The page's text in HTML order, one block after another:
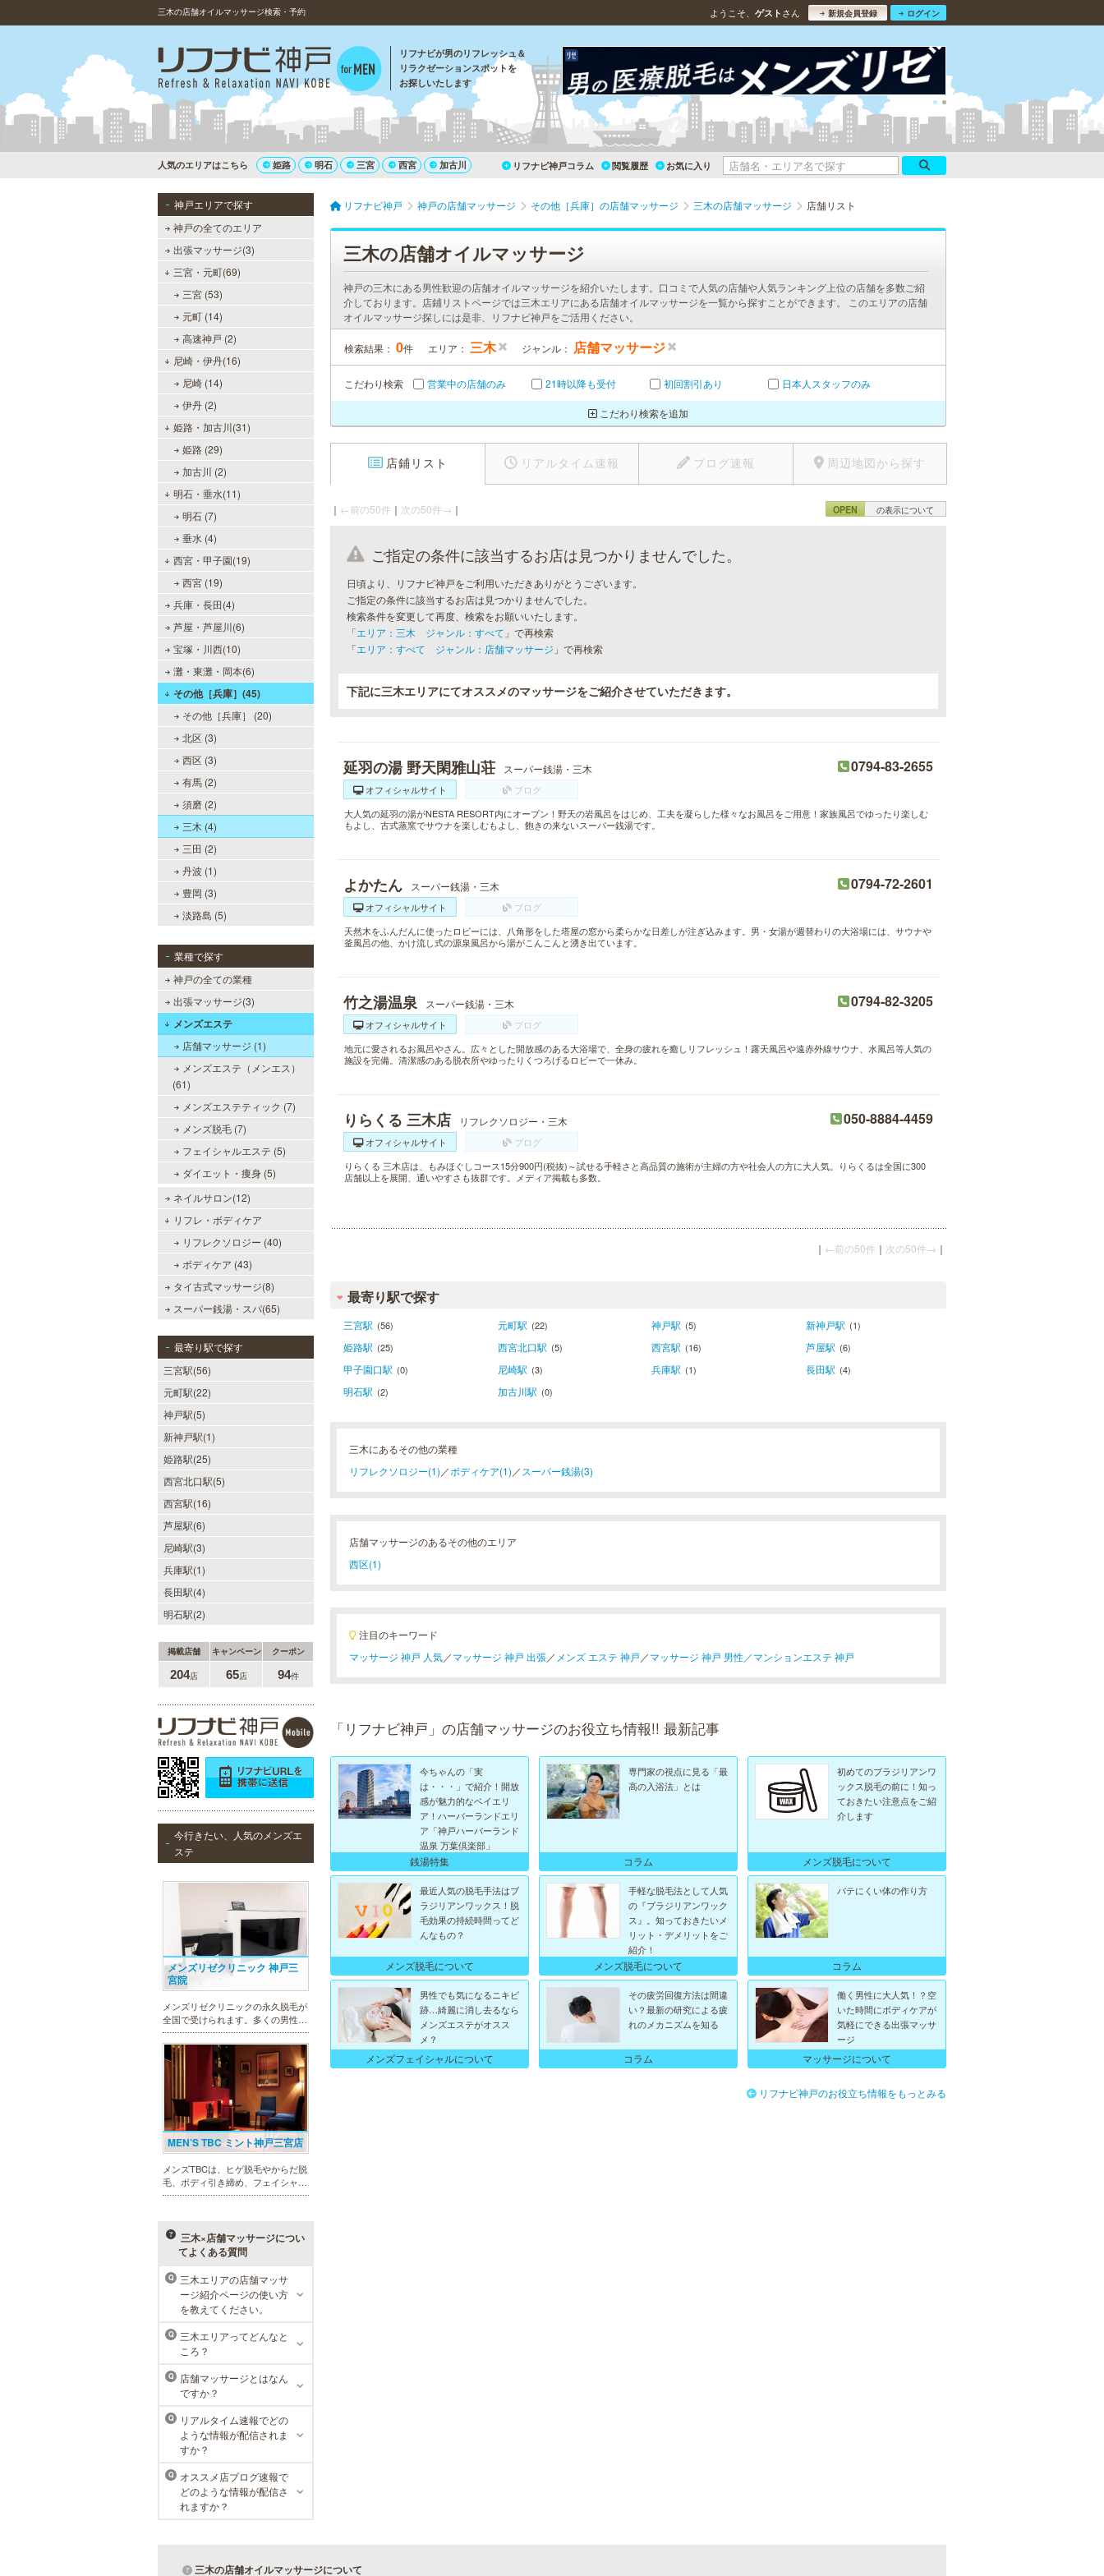
三木の店舗オイルマッサージ検索・予約 ようこそ、 ゲスト さん 新規会員登録 ログイン
リフナビが男のリフレッシュ＆
リラクゼーションスポットを
お探しいたします
人気のエリアはこちら 姫路 明石 三宮 西宮 加古川 リフナビ神戸コラム 閲覧履歴 お気に入り
神戸エリアで探す
神戸の全てのエリア
出張マッサージ(3)
三宮・元町(69)
三宮 (53)
元町 (14)
高速神戸 (2)
尼崎・伊丹(16)
尼崎 (14)
伊丹 (2)
姫路・加古川(31)
姫路 (29)
加古川 (2)
明石・垂水(11)
明石 (7)
垂水 (4)
西宮・甲子園(19)
西宮 (19)
兵庫・長田(4)
芦屋・芦屋川(6)
宝塚・川西(10)
灘・東灘・岡本(6)
その他［兵庫］(45)
その他［兵庫］ (20)
北区 (3)
西区 (3)
有馬 (2)
須磨 (2)
三木 (4)
三田 (2)
丹波 (1)
豊岡 (3)
淡路島 (5)
業種で探す
神戸の全ての業種
出張マッサージ(3)
メンズエステ
店舗マッサージ (1)
メンズエステ（メンエス）
(61)
メンズエステティック (7)
メンズ脱毛 (7)
フェイシャルエステ (5)
ダイエット・痩身 (5)
ネイルサロン(12)
リフレ・ボディケア
リフレクソロジー (40)
ボディケア (43)
タイ古式マッサージ(8)
スーパー銭湯・スパ(65)
最寄り駅で探す
三宮駅(56)
元町駅(22)
神戸駅(5)
新神戸駅(1)
姫路駅(25)
西宮北口駅(5)
西宮駅(16)
芦屋駅(6)
尼崎駅(3)
兵庫駅(1)
長田駅(4)
明石駅(2)
掲載店舗 キャンペーン クーポン
204店 65店 94件
今行きたい、人気のメンズエ
ステ
メンズリゼクリニック 神戸三
宮院
メンズリゼクリニックの永久脱毛が
全国で受けられます。多くの男性患
者様にご支持頂き、新宿1院から始
まったメンズリゼクリニックが、現
在では提携院含め全国10院を展開す
るクリニックになりました。
MEN’S TBC ミント神戸三宮店
メンズTBCは、ヒゲ脱毛やからだ脱
毛、ボディ引き締め、フェイシャル
等、清潔感を保ちたい方や、お手入
用意し、お待ちしております。
ラ・パルレ 神戸本店
ラ・パルレでは、脱毛、フェイシャ
ルや引き締め、アロマトリートメン
ト、本格的なダイエットコース等、
幅広いメニューでお客様の美を応
援。初めてで不安という方には、初
回限定体験コースも多数取り揃えて
三木×店舗マッサージについ
てよくある質問
Q
三木エリアの店舗マッサ
ージ紹介ページの使い方
を教えてください。
Q
三木エリアってどんなと
ころ？
Q
店舗マッサージとはなん
ですか？
Q
リアルタイム速報でどの
ような情報が配信されま
すか？
Q
オススメ店ブログ速報で
どのような情報が配信さ
れますか？
リフナビ神戸 神戸の店舗マッサージ その他［兵庫］の店舗マッサージ 三木の店舗マッサージ 店舗リスト
三木の店舗オイルマッサージ
神戸の三木にある男性歓迎の店舗オイルマッサージを紹介いたします。口コミで人気の店舗や人気ランキング上位の店舗を多数ご紹
介しております。店鋪リストページでは三木エリアにある店舗オイルマッサージを一覧から探すことができます。 このエリアの店舗
オイルマッサージ探しには是非、リフナビ神戸をご活用ください。
検索結果： 0件 エリア： 三木 ジャンル： 店舗マッサージ
こだわり検索 営業中の店舗のみ 21時以降も受付 初回割引あり 日本人スタッフのみ
こだわり検索を追加
店鋪リスト リアルタイム速報 ブログ速報 周辺地図から探す
｜ ←前の50件 ｜ 次の50件→ ｜ OPEN の表示について
ご指定の条件に該当するお店は見つかりませんでした。
日頃より、リフナビ神戸をご利用いただきありがとうございます。
ご指定の条件に該当するお店は見つかりませんでした。
検索条件を変更して再度、検索をお願いいたします。
「エリア：三木 ジャンル：すべて 」で再検索
「エリア：すべて ジャンル：店舗マッサージ 」で再検索
下記に三木エリアにてオススメのマッサージをご紹介させていただきます。
延羽の湯 野天閑雅山荘 スーパー銭湯・三木 0794-83-2655
オフィシャルサイト
ブログ
大人気の延羽の湯がNESTA RESORT内にオープン！野天の岩風呂をはじめ、工夫を凝らした様々なお風呂をご用意！家族風呂でゆったり楽しむ
もよし、古式蒸窯でサウナを楽しむもよし、飽きの来ないスーパー銭湯です。
よかたん スーパー銭湯・三木 0794-72-2601
オフィシャルサイト
ブログ
天然木をふんだんに使ったロビーには、八角形をした塔屋の窓から柔らかな日差しが注ぎ込みます。男・女湯が週替わりの大浴場には、サウナや
釜風呂の他、かけ流し式の源泉風呂から湯がこんこんと湧き出ています。
竹之湯温泉 スーパー銭湯・三木 0794-82-3205
オフィシャルサイト
ブログ
地元に愛されるお風呂やさん。広々とした開放感のある大浴場で、全身の疲れを癒しリフレッシュ！露天風呂や遠赤外線サウナ、水風呂等人気の
施設を完備。清潔感のある脱衣所やゆったりくつろげるロビーで一休み。
りらくる 三木店 リフレクソロジー・三木 050-8884-4459
オフィシャルサイト
ブログ
りらくる 三木店は、もみほぐしコース15分900円(税抜)～試せる手軽さと高品質の施術が主婦の方や社会人の方に大人気。りらくるは全国に300
店舗以上を展開、通いやすさも抜群です。メディア掲載も多数。
｜ ←前の50件 ｜ 次の50件→ ｜
最寄り駅で探す
三宮駅 (56) 元町駅 (22) 神戸駅 (5) 新神戸駅 (1)
姫路駅 (25) 西宮北口駅 (5) 西宮駅 (16) 芦屋駅 (6)
甲子園口駅 (0) 尼崎駅 (3) 兵庫駅 (1) 長田駅 (4)
明石駅 (2) 加古川駅 (0)
三木にあるその他の業種
リフレクソロジー(1) ／ボディケア(1) ／ スーパー銭湯(3)
店舗マッサージのあるその他のエリア
西区(1)
注目のキーワード
マッサージ 神戸 人気／マッサージ 神戸 出張／ メンズ エステ 神戸／マッサージ 神戸 男性／マンションエステ 神戸
「リフナビ神戸」の店舗マッサージのお役立ち情報!! 最新記事
今ちゃんの「実
は・・・」で紹介！開放
感が魅力的なベイエリ
ア！ハーバーランドエリ
ア「神戸ハーバーランド
温泉 万葉倶楽部」
銭湯特集
専門家の視点に見る「最
高の入浴法」とは
コラム
初めてのブラジリアンワ
ックス脱毛の前に！知っ
ておきたい注意点をご紹
介します
メンズ脱毛について
最近人気の脱毛手法はブ
ラジリアンワックス！脱
毛効果の持続時間ってど
んなもの？
メンズ脱毛について
手軽な脱毛法として人気
の『ブラジリアンワック
ス』。知っておきたいメ
リット・デメリットをご
紹介！
メンズ脱毛について
バテにくい体の作り方
コラム
男性でも気になるニキビ
跡…綺麗に消し去るなら
メンズエステがオスス
メ？
メンズフェイシャルについて
その疲労回復方法は間違
い？最新の研究による疲
れのメカニズムを知る
コラム
働く男性に大人気！？空
いた時間にボディケアが
気軽にできる出張マッサ
ージ
マッサージについて
リフナビ神戸のお役立ち情報をもっとみる
三木の店舗オイルマッサージについて